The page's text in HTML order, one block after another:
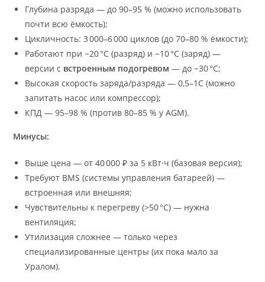
Глубина разряда — до 90–95 % (можно использовать
почти всю ёмкость);
Цикличность: 3 000–6 000 циклов (до 70–80 % ёмкости);
Работают при −20 °C (разряд) и −10 °C (заряд) —
версии с встроенным подогревом — до −30 °C;
Высокая скорость заряда/разряда — 0,5–1C (можно
запитать насос или компрессор);
КПД — 95–98 % (против 80–85 % у AGM).
Минусы:
Выше цена — от 40 000 ₽ за 5 кВт·ч (базовая версия);
Требуют BMS (системы управления батареей) —
встроенная или внешняя;
Чувствительны к перегреву (>50 °C) — нужна
вентиляция;
Утилизация сложнее — только через
специализированные центры (их пока мало за
Уралом).